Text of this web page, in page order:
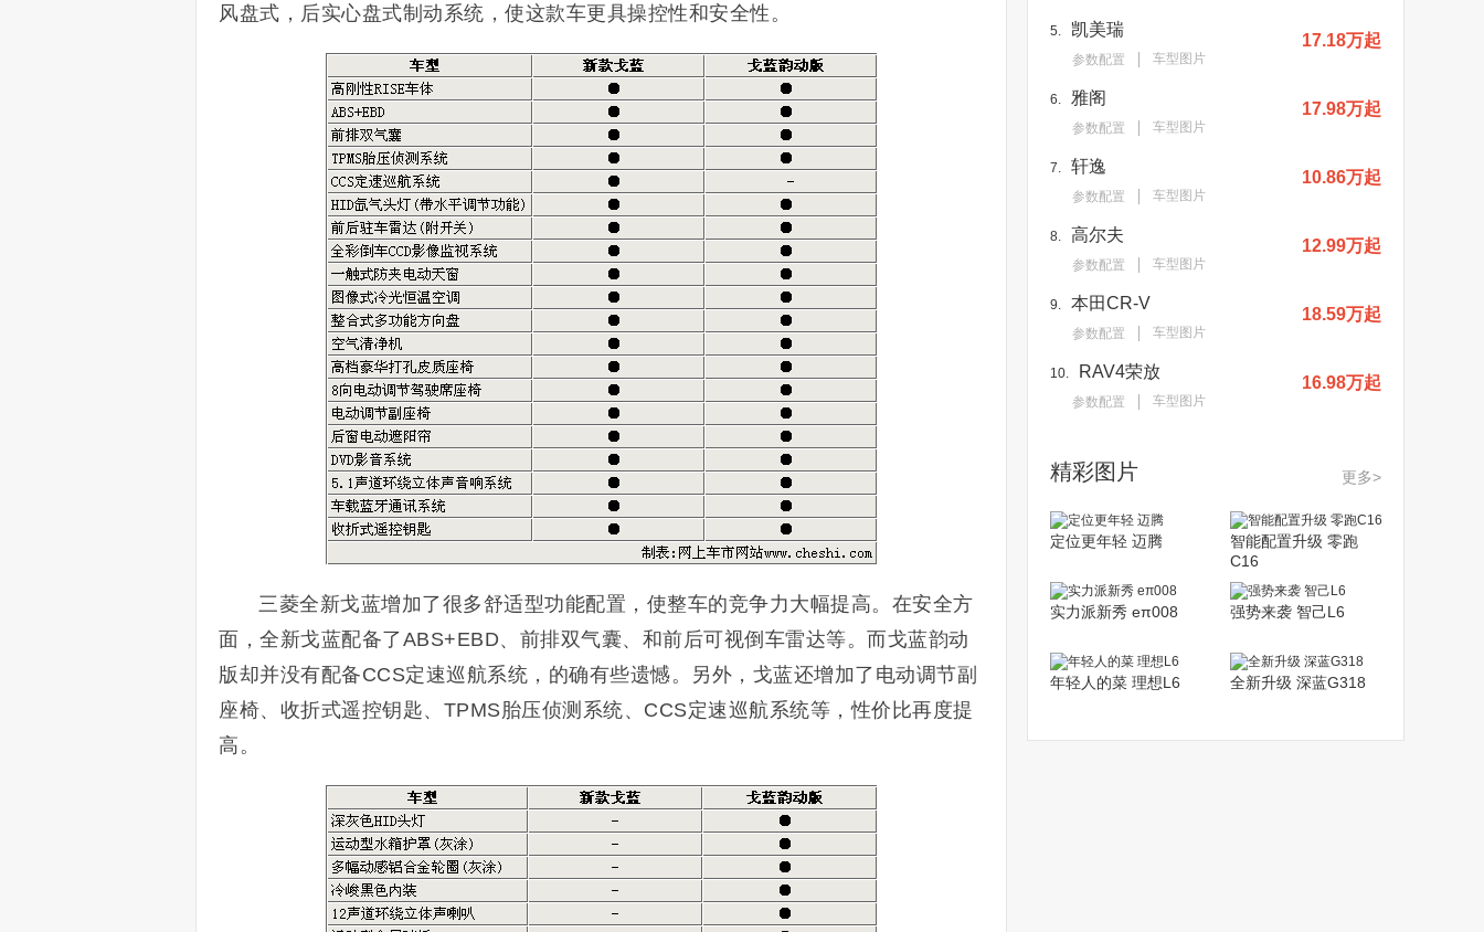
风盘式，后实心盘式制动系统，使这款车更具操控性和安全性。
三菱全新戈蓝增加了很多舒适型功能配置，使整车的竞争力大幅提高。在安全方
面，全新戈蓝配备了ABS+EBD、前排双气囊、和前后可视倒车雷达等。而戈蓝韵动
版却并没有配备CCS定速巡航系统，的确有些遗憾。另外，戈蓝还增加了电动调节副
座椅、收折式遥控钥匙、TPMS胎压侦测系统、CCS定速巡航系统等，性价比再度提
高。
5. 凯美瑞
参数配置 车型图片
17.18万起
6. 雅阁
参数配置 车型图片
17.98万起
7. 轩逸
参数配置 车型图片
10.86万起
8. 高尔夫
参数配置 车型图片
12.99万起
9. 本田CR-V
参数配置 车型图片
18.59万起
10. RAV4荣放
参数配置 车型图片
16.98万起
精彩图片 更多>
定位更年轻 迈腾
智能配置升级 零跑
C16
实力派新秀 eπ008 强势来袭 智己L6
年轻人的菜 理想L6 全新升级 深蓝G318